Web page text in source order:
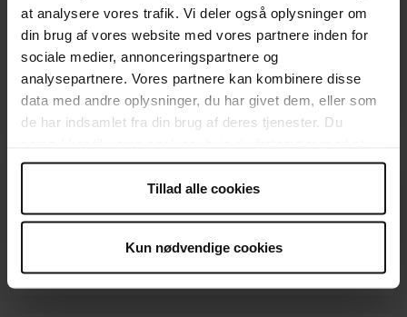
at analysere vores trafik. Vi deler også oplysninger om
din brug af vores website med vores partnere inden for
sociale medier, annonceringspartnere og
analysepartnere. Vores partnere kan kombinere disse
data med andre oplysninger, du har givet dem, eller som
de har indsamlet fra din brug af deres tjenester. Du
anvende vores hjemmeside.
Tillad alle cookies
Kun nødvendige cookies
Ole Krogh
Aktivitetsleder
olekro@rodekors.dk
Nørklere, Thisted, Sennels
Sofie Pedersen